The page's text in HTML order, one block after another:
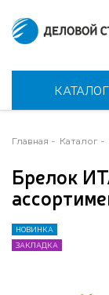
КАТАЛОГ
Главная Каталог
Брелок
НОВИНКА
ЗАКЛАДКА
НОВИНКА
ЗАКЛАДКА